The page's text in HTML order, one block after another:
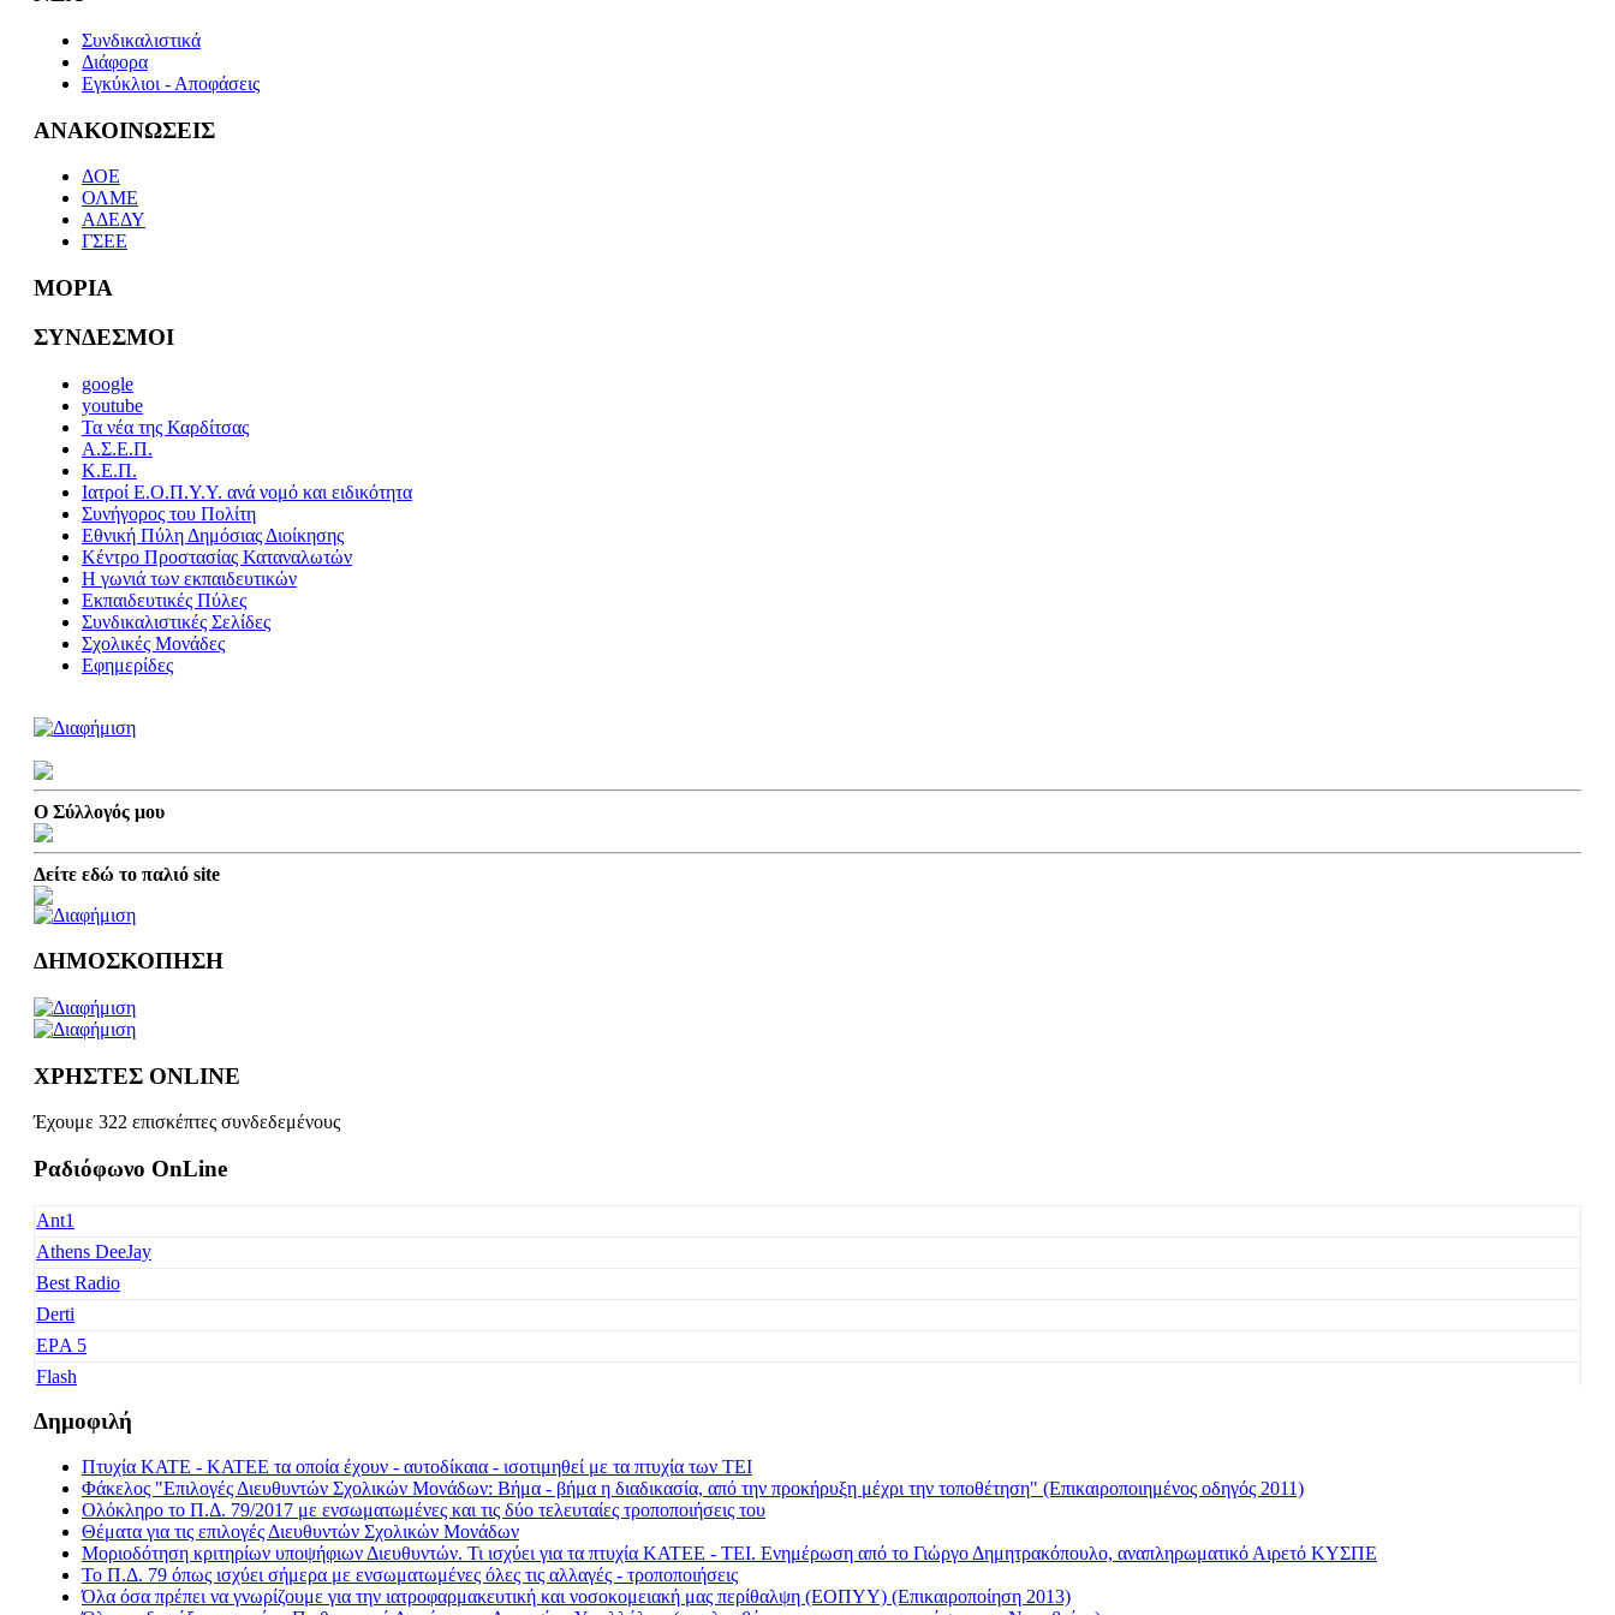
Συνδικαλιστικά
Διάφορα
Εγκύκλιοι - Αποφάσεις
ΑΝΑΚΟΙΝΩΣΕΙΣ
ΔΟΕ
ΟΛΜΕ
ΑΔΕΔΥ
ΓΣΕΕ
ΜΟΡΙΑ
ΣΥΝΔΕΣΜΟΙ
google
youtube
Τα νέα της Καρδίτσας
Α.Σ.Ε.Π.
Κ.Ε.Π.
Ιατροί Ε.Ο.Π.Υ.Υ. ανά νομό και ειδικότητα
Συνήγορος του Πολίτη
Εθνική Πύλη Δημόσιας Διοίκησης
Κέντρο Προστασίας Καταναλωτών
Η γωνιά των εκπαιδευτικών
Εκπαιδευτικές Πύλες
Συνδικαλιστικές Σελίδες
Σχολικές Μονάδες
Εφημερίδες
Ο Σύλλογός μου
Δείτε εδώ το παλιό site
ΔΗΜΟΣΚΟΠΗΣΗ
ΧΡΗΣΤΕΣ ONLINE
Έχουμε 322 επισκέπτες συνδεδεμένους
Ραδιόφωνο OnLine
Ant1
Athens DeeJay
Best Radio
Derti
EΡA 5
Flash
Fresh Music
Galaxy 92
Happy Radio
Je t' aime
Kiss FM
Kosmos
Δημοφιλή
Πτυχία ΚΑΤΕ - ΚΑΤΕΕ τα οποία έχουν - αυτοδίκαια - ισοτιμηθεί με τα πτυχία των ΤΕΙ
Φάκελος "Επιλογές Διευθυντών Σχολικών Μονάδων: Βήμα - βήμα η διαδικασία, από την προκήρυξη μέχρι την τοποθέτηση" (Επικαιροποιημένος οδηγός 2011)
Ολόκληρο το Π.Δ. 79/2017 με ενσωματωμένες και τις δύο τελευταίες τροποποιήσεις του
Θέματα για τις επιλογές Διευθυντών Σχολικών Μονάδων
Μοριοδότηση κριτηρίων υποψήφιων Διευθυντών. Τι ισχύει για τα πτυχία ΚΑΤΕΕ - ΤΕΙ. Ενημέρωση από το Γιώργο Δημητρακόπουλο, αναπληρωματικό Αιρετό ΚΥΣΠΕ
Το Π.Δ. 79 όπως ισχύει σήμερα με ενσωματωμένες όλες τις αλλαγές - τροποποιήσεις
Όλα όσα πρέπει να γνωρίζουμε για την ιατροφαρμακευτική και νοσοκομειακή μας περίθαλψη (ΕΟΠΥΥ) (Επικαιροποίηση 2013)